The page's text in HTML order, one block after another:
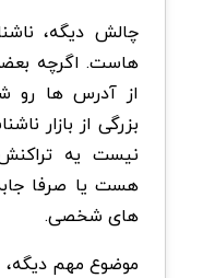
چالش دیگه،
هاست. اگرچه
از آدرس ها رو
بزرگی از بازار
نیست یه
هست یا صرفا
های شخصی.
موضوع مهم